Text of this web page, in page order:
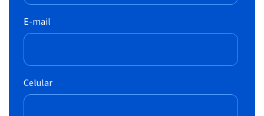
E-mail
Celular